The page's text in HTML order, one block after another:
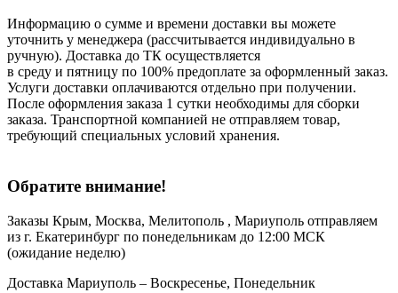
Информацию о сумме и времени доставки вы можете
уточнить у менеджера (рассчитывается индивидуально в
ручную). Доставка до ТК осуществляется
в среду и пятницу по 100% предоплате за оформленный заказ.
Услуги доставки оплачиваются отдельно при получении.
После оформления заказа 1 сутки необходимы для сборки
заказа. Транспортной компанией не отправляем товар,
требующий специальных условий хранения.
Обратите внимание!
Заказы Крым, Москва, Мелитополь , Мариуполь отправляем
из г. Екатеринбург по понедельникам до 12:00 МСК
(ожидание неделю)
Доставка Мариуполь – Воскресенье, Понедельник